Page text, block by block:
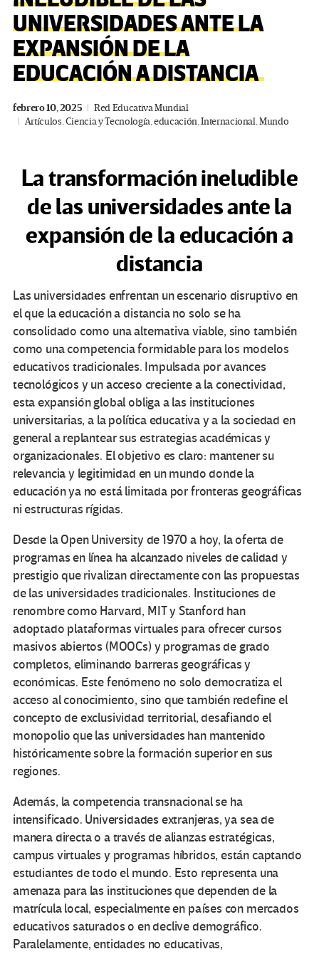
UNIVERSIDADES ANTE LA
EXPANSIÓN DE LA
EDUCACIÓN A DISTANCIA
febrero 10, 2025
Red Educativa Mundial
Artículos,Ciencia y Tecnología,educación,Internacional,Mundo
La transformación ineludible
de las universidades ante la
expansión de la educación a
distancia
Las universidades enfrentan un escenario disruptivo en
el que la educación a distancia no solo se ha
consolidado como una alternativa viable, sino también
como una competencia formidable para los modelos
educativos tradicionales. Impulsada por avances
tecnológicos y un acceso creciente a la conectividad,
esta expansión global obliga a las instituciones
universitarias, a la política educativa y a la sociedad en
general a replantear sus estrategias académicas y
organizacionales. El objetivo es claro: mantener su
relevancia y legitimidad en un mundo donde la
educación ya no está limitada por fronteras geográficas
ni estructuras rígidas.
Desde la Open University de 1970 a hoy, la oferta de
programas en línea ha alcanzado niveles de calidad y
prestigio que rivalizan directamente con las propuestas
de las universidades tradicionales. Instituciones de
renombre como Harvard, MIT y Stanford han
adoptado plataformas virtuales para ofrecer cursos
masivos abiertos (MOOCs) y programas de grado
completos, eliminando barreras geográficas y
económicas. Este fenómeno no solo democratiza el
acceso al conocimiento, sino que también redefine el
concepto de exclusividad territorial, desafiando el
monopolio que las universidades han mantenido
históricamente sobre la formación superior en sus
regiones.
Además, la competencia transnacional se ha
intensificado. Universidades extranjeras, ya sea de
manera directa o a través de alianzas estratégicas,
campus virtuales y programas híbridos, están captando
estudiantes de todo el mundo. Esto representa una
amenaza para las instituciones que dependen de la
matrícula local, especialmente en países con mercados
educativos saturados o en declive demográfico.
Paralelamente, entidades no educativas,